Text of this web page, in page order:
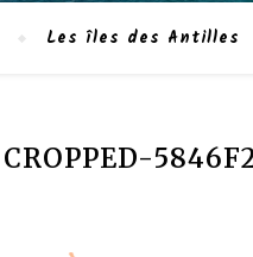
Les îles des Antilles
CROPPED-